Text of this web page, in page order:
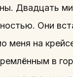
Двадцать
Они
меня на
в